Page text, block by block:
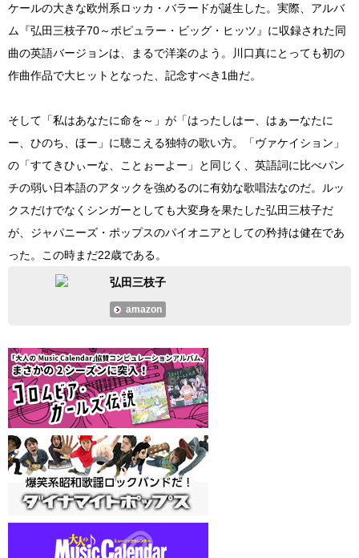
ケールの大きな欧州系ロッカ・バラードが誕生した。実際、アルバ
ム『弘田三枝子70～ポピュラー・ビッグ・ヒッツ』に収録された同
曲の英語バージョンは、まるで洋楽のよう。川口真にとっても初の
作曲作品で大ヒットとなった、記念すべき1曲だ。
そして「私はあなたに命を～」が「はったしはー、はぁーなたに
ー、ひのち、ほー」に聴こえる独特の歌い方。「ヴァケイション」
の「すてきひぃーな、ことぉーよー」と同じく、英語詞に比べパン
チの弱い日本語のアタックを強めるのに有効な歌唱法なのだ。ルッ
クスだけでなくシンガーとしても大変身を果たした弘田三枝子だ
が、ジャパニーズ・ポップスのパイオニアとしての矜持は健在であ
った。この時まだ22歳である。
弘田三枝子
amazon